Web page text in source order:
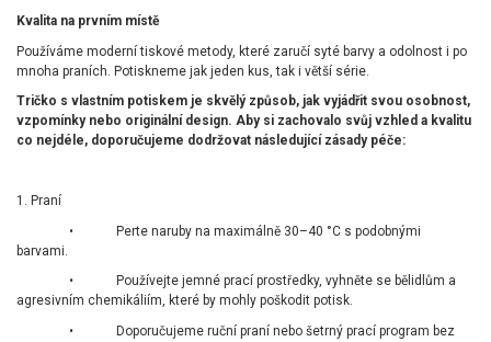
Kvalita na prvním místě
Používáme moderní tiskové metody, které zaručí syté barvy a odolnost i po
mnoha praních. Potiskneme jak jeden kus, tak i větší série.
Tričko s vlastním potiskem je skvělý způsob, jak vyjádřit svou osobnost,
vzpomínky nebo originální design. Aby si zachovalo svůj vzhled a kvalitu
co nejdéle, doporučujeme dodržovat následující zásady péče:
1. Praní
•
Perte naruby na maximálně 30–40 °C s podobnými
barvami.
•
Používejte jemné prací prostředky, vyhněte se bělidlům a
agresivním chemikáliím, které by mohly poškodit potisk.
•
Doporučujeme ruční praní nebo šetrný prací program bez